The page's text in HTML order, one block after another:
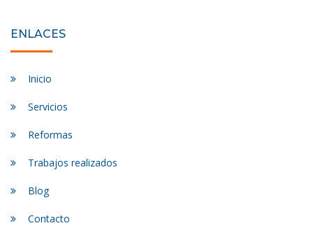
ENLACES
Inicio
Servicios
Reformas
Trabajos realizados
Blog
Contacto